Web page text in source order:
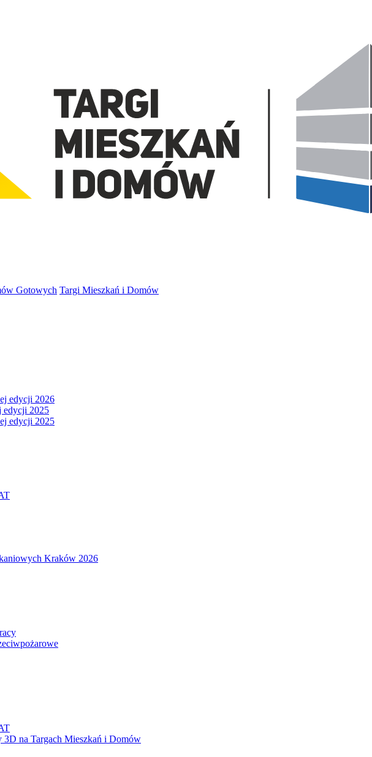
Gotowych Targi Mieszkań i Domów
edycji 2026
edycji 2025
edycji 2025
Kraków 2026
3D na Targach Mieszkań i Domów